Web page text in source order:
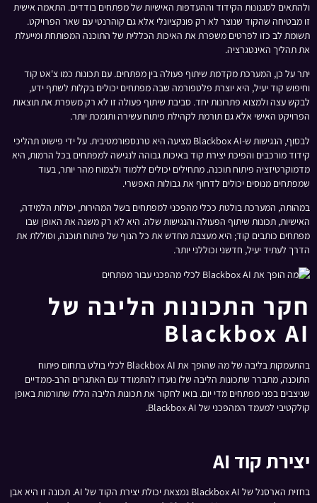
ולהתאים לסגנונות הקידוד וההעדפות האישיות של מפתחים בודדים. התאמה אישית
זו מבטיחה שהקוד שנוצר לא רק פונקציונלי אלא גם קוהרנטי עם שאר הפרויקט.
תשומת לב כזו לפרטים משפרת את האיכות הכללית של התוכנה המפותחת ומייעלת
את תהליך האינטגרציה.
יתר על כן, המערכת מקדמת שיתוף פעולה בין מפתחים. עם תכונות כמו צ'אט קוד
וחיפוש קוד יעיל, היא יוצרת פלטפורמה שבה מפתחים יכולים בקלות לשתף ידע,
לבקש עצה ולמצוא פתרונות יחד. סביבת שיתוף פעולה זו לא רק משפרת את תוצאות
הפרויקט האישי אלא גם תורמת לקהילת פיתוח עשירה ותומכת יותר.
לבסוף, הנגישות ש-Blackbox AI מציעה היא טרנספורמטיבית. על ידי פישוט תהליכי
קידוד מורכבים והפיכת יצירת קוד באיכות גבוהה לנגישה למפתחים בכל הרמות, היא
מדמוקרטיזציה פיתוח תוכנה. מתחילים יכולים ללמוד ולצמוח מהר יותר, בעוד
שמפתחים מנוסים יכולים לדחוף את גבולות האפשרי.
במהותה, המערכת בולטת ככלי מהפכני למפתחים בשל המהירות, יכולות הלמידה,
האישיות, תכונות שיתוף הפעולה והנגישות שלה. היא לא רק משנה את האופן שבו
מפתחים כותבים קוד; היא מעצבת מחדש את כל הנוף של פיתוח תוכנה, וסוללת את
הדרך לעתיד יעיל, חדשני וכוללני יותר.
חקר התכונות הליבה של
Blackbox AI
בהתעמקות בליבה של מה שהופך את Blackbox AI לכלי בולט בתחום פיתוח
התוכנה, מתברר שתכונות הליבה שלו נועדו להתמודד עם האתגרים הרב-ממדיים
שניצבים בפני מפתחים מדי יום. בואו לחקור את תכונות הליבה הללו שתורמות באופן
קולקטיבי למעמד המהפכני של Blackbox AI.
יצירת קוד AI
בחזית הארסנל של Blackbox AI נמצאת יכולת יצירת הקוד של AI. תכונה זו היא אבן